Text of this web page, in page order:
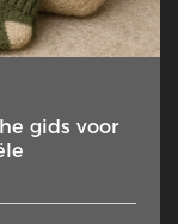
gids voor